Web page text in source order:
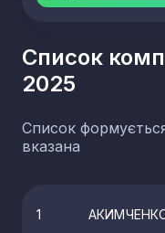
Список
2025
Список
вказана
1